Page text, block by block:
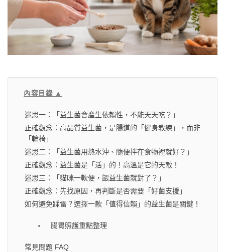
內容目錄 ▲
迷思一：「益生菌會產生依賴性，不能天天吃？」
正確觀念：高品質益生菌，是腸道的「健身教練」，而非
「輪椅」
迷思二：「益生菌用熱水沖、隨便拌在食物裡就好？」
正確觀念：益生菌是「活」的！高溫是它的天敵！
迷思三：「貓咪一軟便，餵益生菌就對了？」
正確觀念：先找原因，再判斷是否需要「好菌支援」
如何避免踩雷？選擇一款「值得信賴」的益生菌是關鍵！
腸胃照護重點整理
常見問題 FAQ